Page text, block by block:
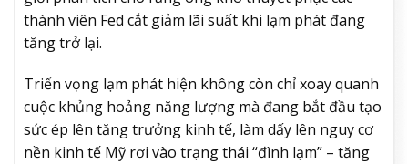
thành viên Fed cắt giảm lãi suất khi lạm phát đang
tăng trở lại.
Triển vọng lạm phát hiện không còn chỉ xoay quanh
cuộc khủng hoảng năng lượng mà đang bắt đầu tạo
sức ép lên tăng trưởng kinh tế, làm dấy lên nguy cơ
nền kinh tế Mỹ rơi vào trạng thái “đình lạm” – tăng